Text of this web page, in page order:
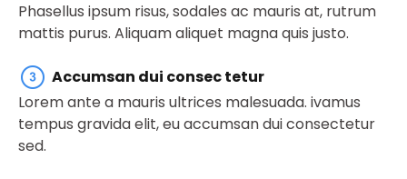
Phasellus ipsum risus, sodales ac mauris at, rutrum
mattis purus. Aliquam aliquet magna quis justo.
Accumsan dui consec tetur
Lorem ante a mauris ultrices malesuada. ivamus
tempus gravida elit, eu accumsan dui consectetur
sed.